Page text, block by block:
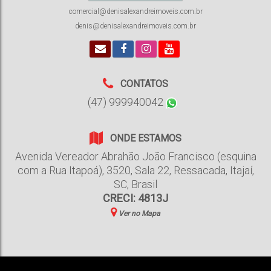
comercial@denisalexandreimoveis.com.br
denis@denisalexandreimoveis.com.br
CONTATOS
(47) 999940042
ONDE ESTAMOS
Avenida Vereador Abrahão João Francisco (esquina
com a Rua Itapoá), 3520, Sala 22, Ressacada, Itajaí,
SC, Brasil
CRECI: 4813J
Ver no Mapa